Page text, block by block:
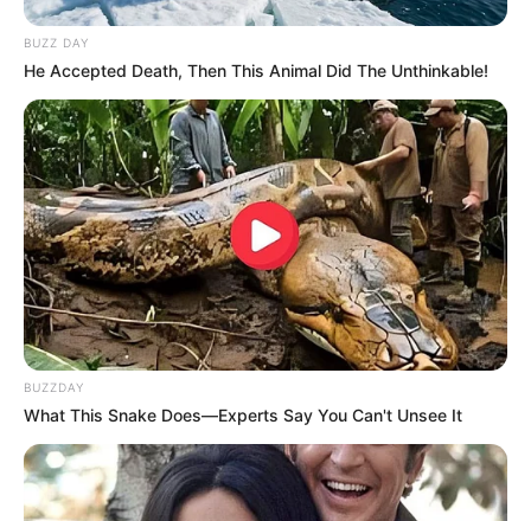
BUZZ DAY
He Accepted Death, Then This Animal Did The Unthinkable!
BUZZDAY
What This Snake Does—Experts Say You Can't Unsee It